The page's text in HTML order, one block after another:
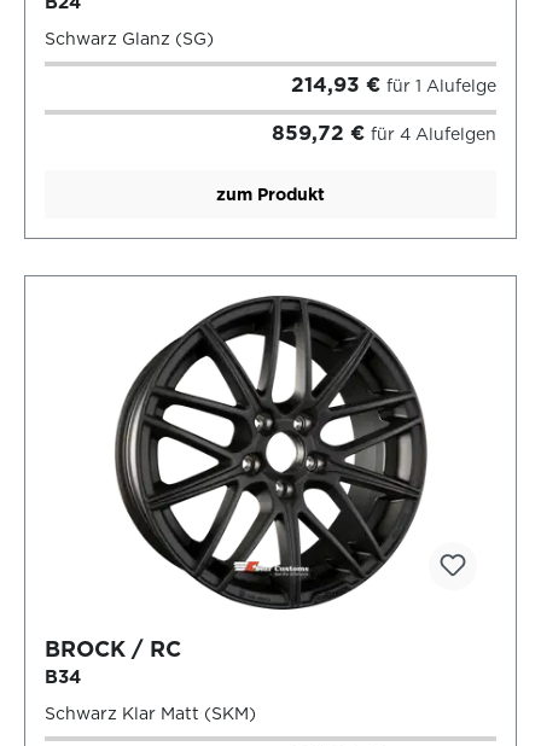
Schwarz Glanz (SG)
214,93 € für 1 Alufelge
859,72 € für 4 Alufelgen
zum Produkt
BROCK / RC
B34
Schwarz Klar Matt (SKM)